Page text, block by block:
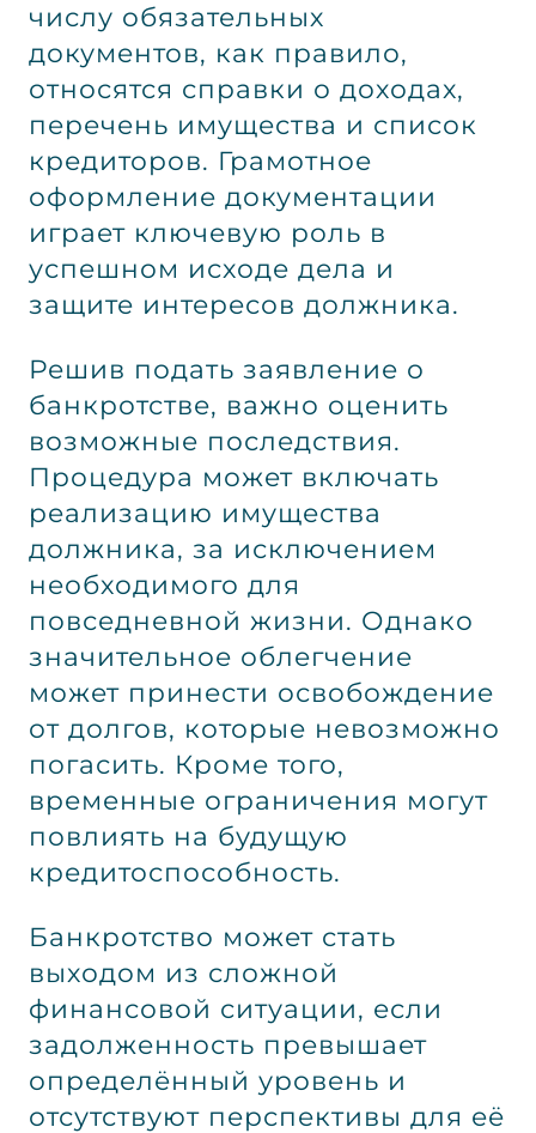
числу обязательных
документов, как правило,
относятся справки о доходах,
перечень имущества и список
кредиторов. Грамотное
оформление документации
играет ключевую роль в
успешном исходе дела и
защите интересов должника.
Решив подать заявление о
банкротстве, важно оценить
возможные последствия.
Процедура может включать
реализацию имущества
должника, за исключением
необходимого для
повседневной жизни. Однако
значительное облегчение
может принести освобождение
от долгов, которые невозможно
погасить. Кроме того,
временные ограничения могут
повлиять на будущую
кредитоспособность.
Банкротство может стать
выходом из сложной
финансовой ситуации, если
задолженность превышает
определённый уровень и
отсутствуют перспективы для её